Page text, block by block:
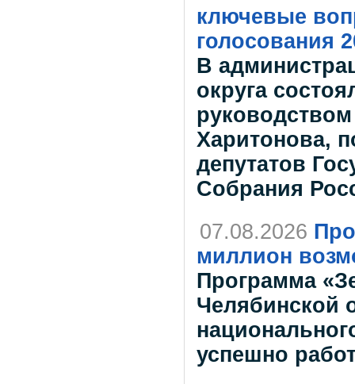
ключевые
голосования
В
округа
Харитонова,
депутатов
Собрания
07.08.2026
миллион
Программа
Челябинской
успешно